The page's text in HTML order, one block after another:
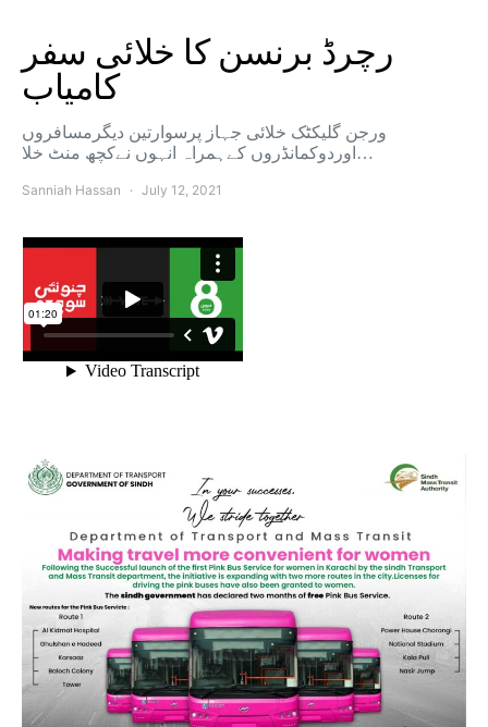
رچرڈ برنسن کا خلائی سفر
کامیاب
ورجن گلیکٹک خلائی جہاز پرسوارتین دیگرمسافروں
اوردوکمانڈروں کےہمراہ انہوں نےکچھ منٹ خلا…
Sanniah Hassan July 12, 2021